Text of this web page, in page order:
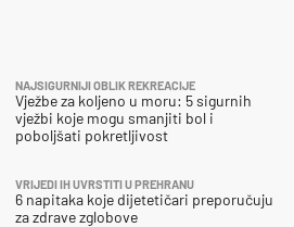
NAJSIGURNIJI OBLIK REKREACIJE
Vježbe za koljeno u moru: 5 sigurnih
vježbi koje mogu smanjiti bol i
poboljšati pokretljivost
VRIJEDI IH UVRSTITI U PREHRANU
6 napitaka koje dijetetičari preporučuju
za zdrave zglobove